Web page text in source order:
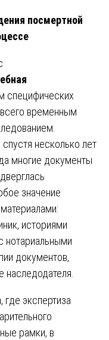
посмертной
специфических
временным
несколько лет
многие документы
значение
историями
нотариальными
документов,
где экспертиза
рамки, в